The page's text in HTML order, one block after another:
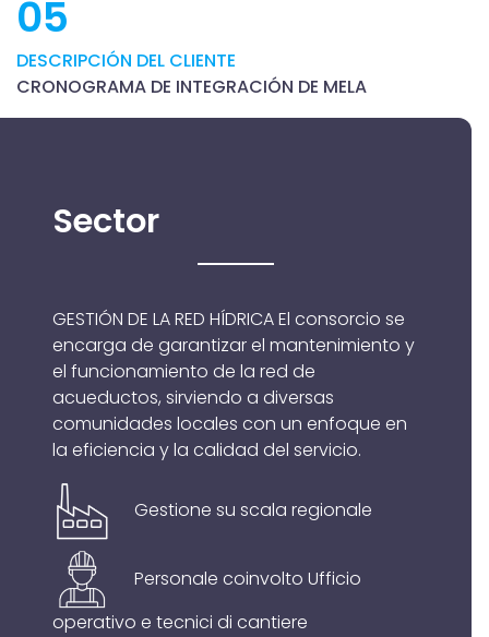
05
DESCRIPCIÓN DEL CLIENTE
CRONOGRAMA DE INTEGRACIÓN DE MELA
Sector
GESTIÓN DE LA RED HÍDRICA El consorcio se
encarga de garantizar el mantenimiento y
el funcionamiento de la red de
acueductos, sirviendo a diversas
comunidades locales con un enfoque en
la eficiencia y la calidad del servicio.
Gestione su scala regionale
Personale coinvolto Ufficio
operativo e tecnici di cantiere